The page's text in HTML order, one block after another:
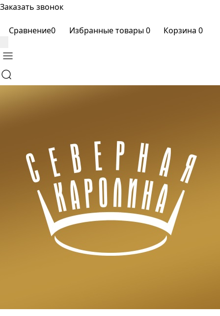
Заказать звонок
Сравнение0 Избранные товары0 Корзина 0